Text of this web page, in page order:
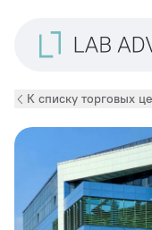
К списку торговых